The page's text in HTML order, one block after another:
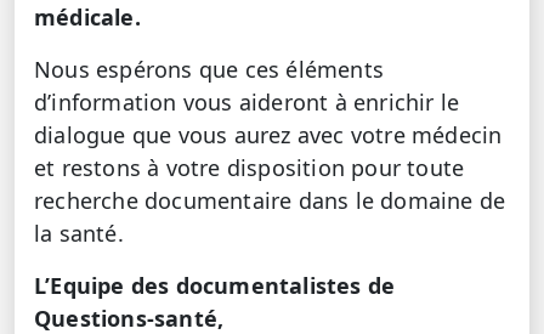
médicale.
Nous espérons que ces éléments
d’information vous aideront à enrichir le
dialogue que vous aurez avec votre médecin
et restons à votre disposition pour toute
recherche documentaire dans le domaine de
la santé.
L’Equipe des documentalistes de
Questions-santé,